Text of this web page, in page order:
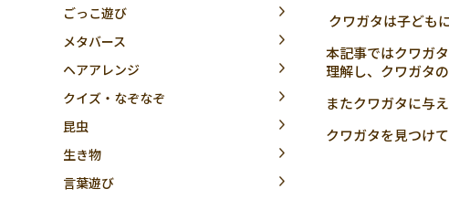
ごっこ遊び
メタバース
ヘアアレンジ
クイズ・なぞなぞ
昆虫
生き物
言葉遊び
クワガタは子ども
本記事ではクワガ
理解し、クワガタ
またクワガタに与
クワガタを見つけ